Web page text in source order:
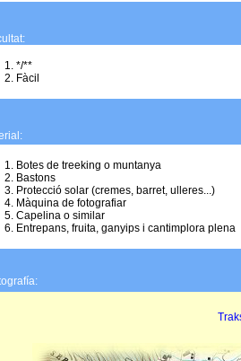
*/**
Fàcil
Botes de treeking o muntanya
Bastons
Protecció solar (cremes, barret, ulleres...)
Màquina de fotografiar
Capelina o similar
Entrepans, fruita, ganyips i cantimplora plena